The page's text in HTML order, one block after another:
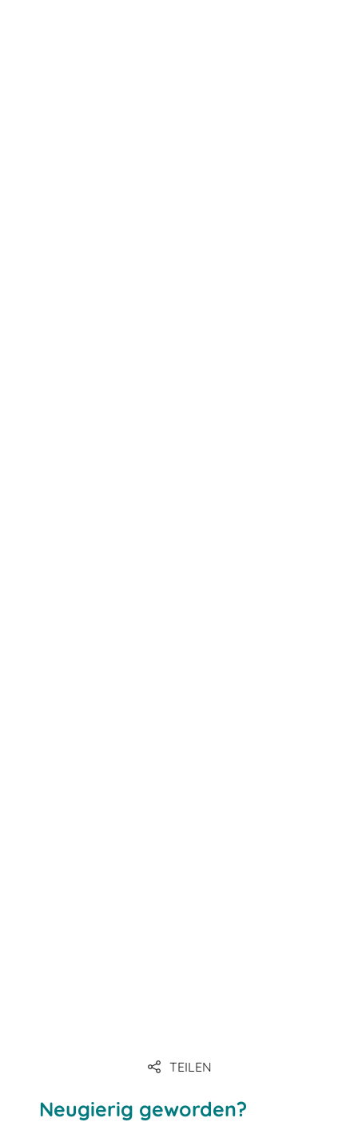
TEILEN
Neugierig geworden?